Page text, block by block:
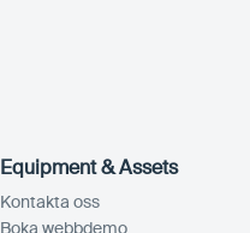
Equipment & Assets
Kontakta oss
Boka webbdemo